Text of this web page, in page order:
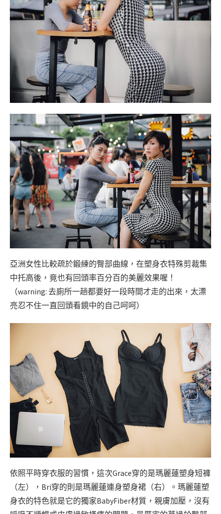
亞洲女性比較疏於鍛練的臀部曲線，在塑身衣特殊剪裁集
中托高後，竟也有回頭率百分百的美麗效果喔！
（warning: 去廁所一趟都要好一段時間才走的出來，太漂
亮忍不住一直回頭看鏡中的自己呵呵）
依照平時穿衣服的習慣，這次Grace穿的是瑪麗蓮塑身短褲
（左），Bri穿的則是瑪麗蓮連身塑身裙（右）。瑪麗蓮塑
身衣的特色就是它的獨家BabyFiber材質，親膚加壓，沒有